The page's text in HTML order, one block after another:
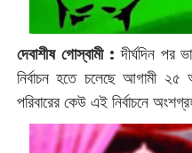
দেবাশীষ গোস্বামী : ‌দীর্ঘদিন পর
নির্বাচন হতে চলেছে আগামী
পরিবারের কেউ এই নির্বাচনে